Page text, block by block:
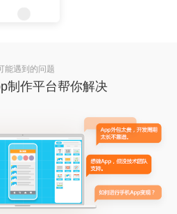
能遇到的问题
制作平台帮你解决